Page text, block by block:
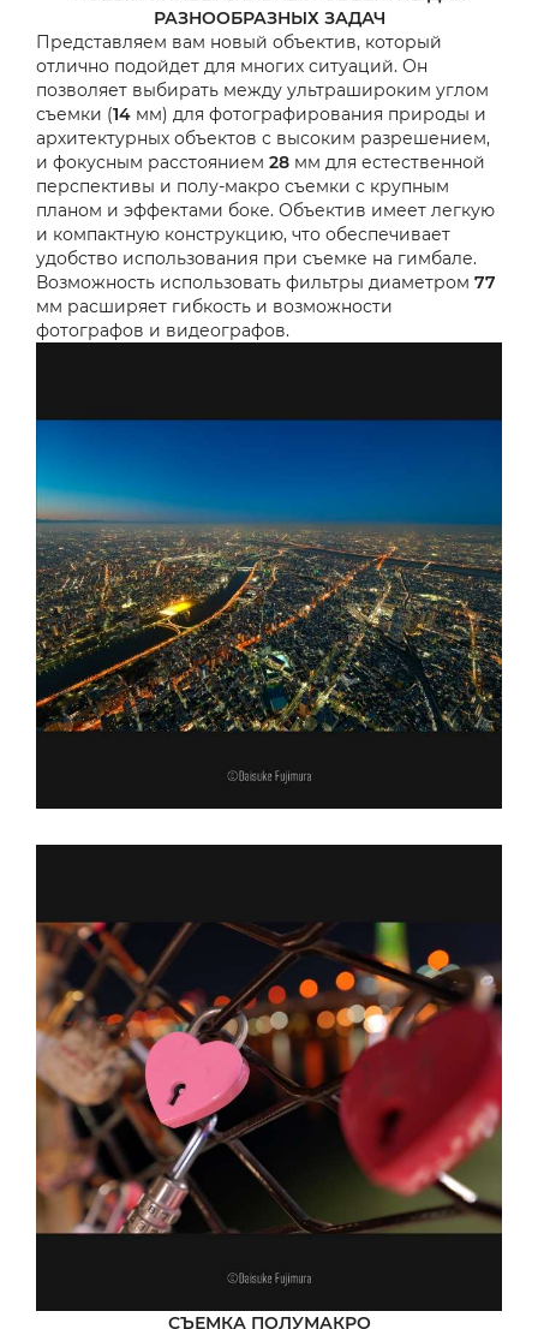
РАЗНООБРАЗНЫХ ЗАДАЧ
Представляем вам новый объектив, который
отлично подойдет для многих ситуаций. Он
позволяет выбирать между ультрашироким углом
съемки (14 мм) для фотографирования природы и
архитектурных объектов с высоким разрешением,
и фокусным расстоянием 28 мм для естественной
перспективы и полу-макро съемки с крупным
планом и эффектами боке. Объектив имеет легкую
и компактную конструкцию, что обеспечивает
удобство использования при съемке на гимбале.
Возможность использовать фильтры диаметром 77
мм расширяет гибкость и возможности
фотографов и видеографов.
СЪЕМКА ПОЛУМАКРО